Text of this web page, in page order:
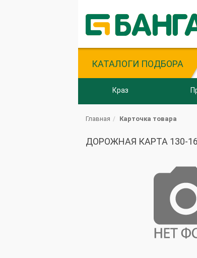
КАТАЛОГИ ПОДБОРА
Краз
Главная Карточка товара
ДОРОЖНАЯ КАРТА 130-